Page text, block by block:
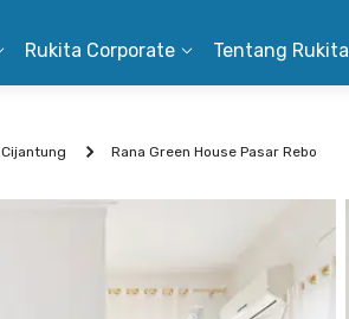
Rukita Corporate Tentang Rukita
Cijantung Rana Green House Pasar Rebo